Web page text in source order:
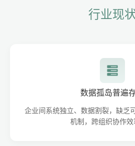
行业现
数据孤岛普遍
企业间系统独立、数据割裂，缺乏
机制，跨组织协作